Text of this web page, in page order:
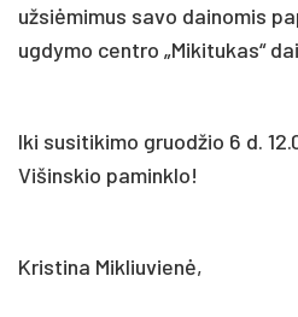
užsiėmimus savo dainomis
ugdymo centro „Mikitukas“
Iki susitikimo gruodžio 6 d.
Višinskio paminklo!
Kristina Mikliuvienė,